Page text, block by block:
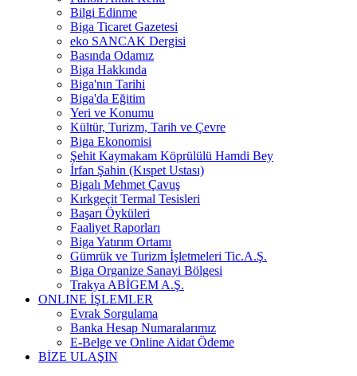
Bilgi Edinme
Biga Ticaret Gazetesi
eko SANCAK Dergisi
Basında Odamız
Biga Hakkında
Biga'nın Tarihi
Biga'da Eğitim
Yeri ve Konumu
Kültür, Turizm, Tarih ve Çevre
Biga Ekonomisi
Şehit Kaymakam Köprülülü Hamdi Bey
İrfan Şahin (Kıspet Ustası)
Bigalı Mehmet Çavuş
Kırkgeçit Termal Tesisleri
Başarı Öyküleri
Faaliyet Raporları
Biga Yatırım Ortamı
Gümrük ve Turizm İşletmeleri Tic.A.Ş.
Biga Organize Sanayi Bölgesi
Trakya ABİGEM A.Ş.
ONLINE İŞLEMLER
Evrak Sorgulama
Banka Hesap Numaralarımız
E-Belge ve Online Aidat Ödeme
BİZE ULAŞIN